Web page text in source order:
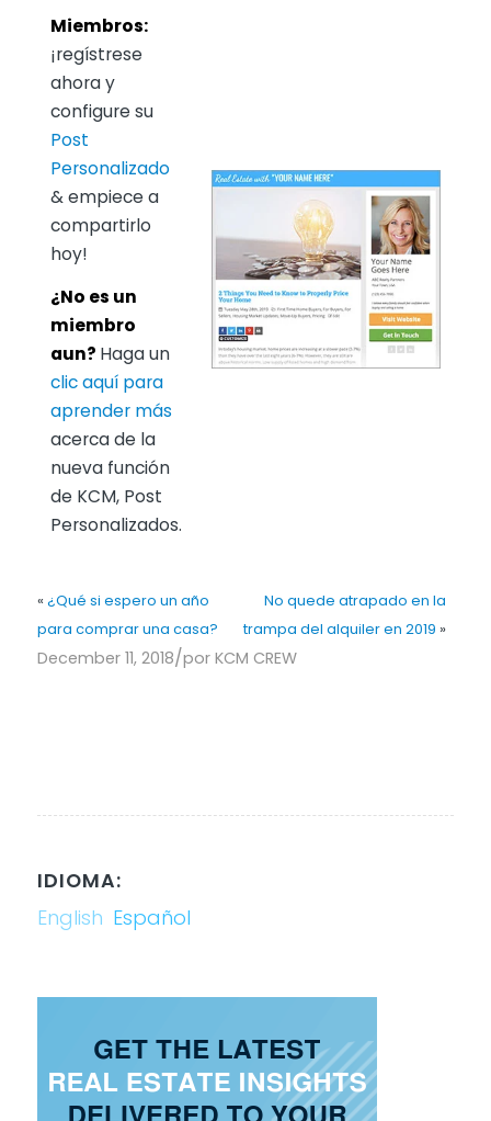
Miembros:
¡regístrese
ahora y
configure su
Post
Personalizado
& empiece a
compartirlo
hoy!
¿No es un
miembro
aun? Haga un
clic aquí para
aprender más
acerca de la
nueva función
de KCM, Post
Personalizados.
« ¿Qué si espero un año
para comprar una casa?
No quede atrapado en la
trampa del alquiler en 2019 »
December 11, 2018/por KCM CREW
IDIOMA:
English Español